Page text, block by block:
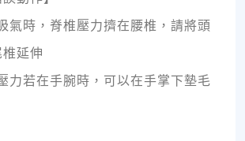
氣時，脊椎壓力擠在腰椎，請將頭
延伸
力若在手腕時，可以在手掌下墊毛